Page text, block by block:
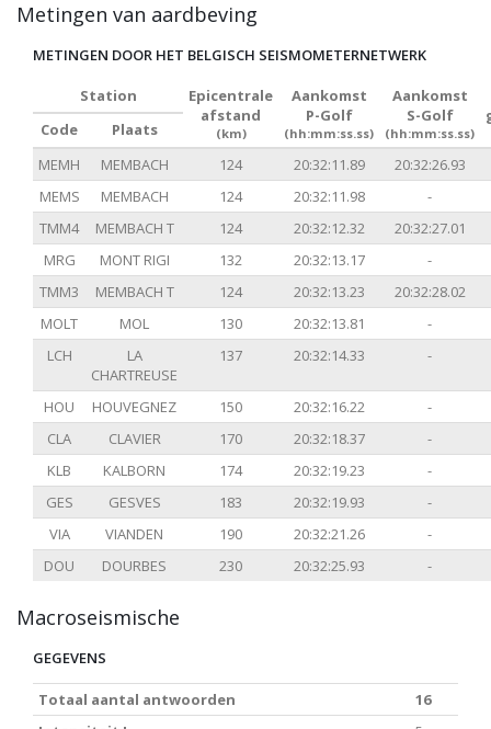
Metingen van aardbeving
METINGEN DOOR HET BELGISCH SEISMOMETERNETWERK
Station
Epicentrale
afstand
(km)
Aankomst
P-Golf
(hh:mm:ss.ss)
Aankomst
S-Golf
(hh:mm:ss.ss)
Code
Plaats
MEMH
MEMBACH 124 20:32:11.89
20:32:26.93
MEMS
MEMBACH 124 20:32:11.98
-
TMM4
MEMBACH T 124 20:32:12.32
20:32:27.01
MRG
MONT RIGI 132 20:32:13.17
-
TMM3
MEMBACH T 124 20:32:13.23
20:32:28.02
MOLT
MOL 130 20:32:13.81
-
LCH
LA
CHARTREUSE
137 20:32:14.33 -
HOU HOUVEGNEZ 150 20:32:16.22
-
CLA
CLAVIER 170 20:32:18.37
-
KLB
KALBORN 174 20:32:19.23
-
GES
GESVES 183 20:32:19.93
-
VIA
VIANDEN 190 20:32:21.26
-
DOU
DOURBES 230 20:32:25.93 -
Macroseismische
GEGEVENS
Totaal aantal antwoorden
16